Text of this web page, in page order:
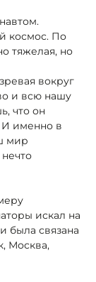
космос. По
тяжелая, но
вокруг
и всю нашу
что он
И именно в
мир
искал на
была связана
Москва,